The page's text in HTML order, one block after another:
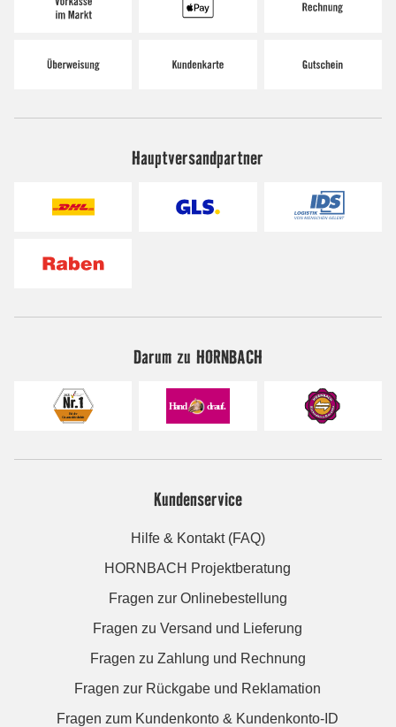
Hauptversandpartner
Darum zu HORNBACH
Kundenservice
Hilfe & Kontakt (FAQ)
HORNBACH Projektberatung
Fragen zur Onlinebestellung
Fragen zu Versand und Lieferung
Fragen zu Zahlung und Rechnung
Fragen zur Rückgabe und Reklamation
Fragen zum Kundenkonto & Kundenkonto-ID